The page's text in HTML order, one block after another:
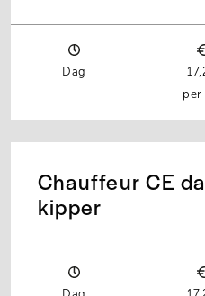
Dag
Chauffeur CE
kipper